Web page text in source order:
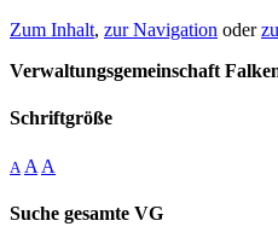
Zum Inhalt, zur Navigation oder
Verwaltungsgemeinschaft
Schriftgröße
A A A
Suche gesamte VG